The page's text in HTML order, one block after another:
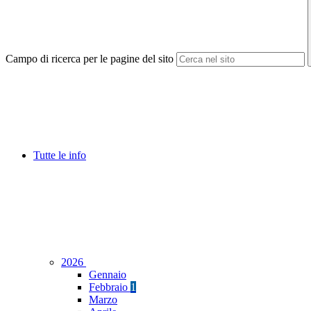
Campo di ricerca per le pagine del sito
Tutte le info
2026
Gennaio
Febbraio 1
Marzo